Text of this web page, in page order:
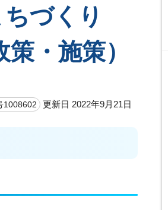
づくり
・施策）
1008602 更新日 2022年9月21日